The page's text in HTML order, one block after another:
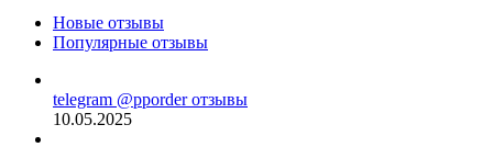
Новые отзывы
Популярные отзывы
telegram @pporder отзывы
10.05.2025